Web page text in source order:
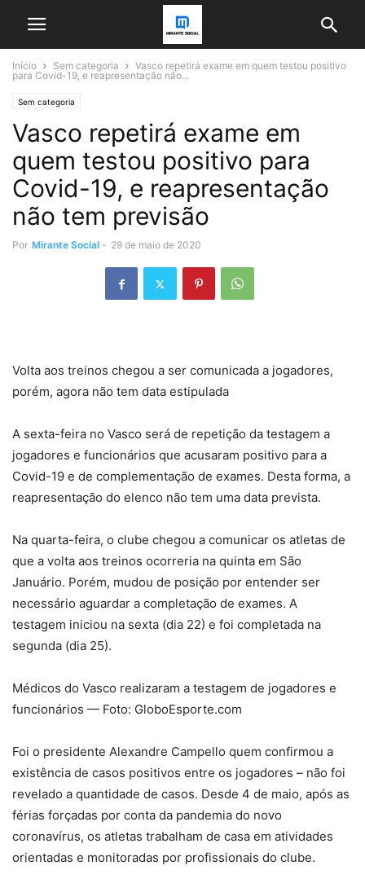
Início Sem categoria
Vasco repetirá exame em quem testou positivo
para Covid-19, e reapresentação não...
Sem categoria
Vasco repetirá exame em
quem testou positivo para
Covid-19, e reapresentação
não tem previsão
Por Mirante Social - 29 de maio de 2020
Volta aos treinos chegou a ser comunicada a jogadores,
porém, agora não tem data estipulada
A sexta-feira no Vasco será de repetição da testagem a
jogadores e funcionários que acusaram positivo para a
Covid-19 e de complementação de exames. Desta forma, a
reapresentação do elenco não tem uma data prevista.
Na quarta-feira, o clube chegou a comunicar os atletas de
que a volta aos treinos ocorreria na quinta em São
Januário. Porém, mudou de posição por entender ser
necessário aguardar a completação de exames. A
testagem iniciou na sexta (dia 22) e foi completada na
segunda (dia 25).
Médicos do Vasco realizaram a testagem de jogadores e
funcionários — Foto: GloboEsporte.com
Foi o presidente Alexandre Campello quem confirmou a
existência de casos positivos entre os jogadores – não foi
revelado a quantidade de casos. Desde 4 de maio, após as
férias forçadas por conta da pandemia do novo
coronavírus, os atletas trabalham de casa em atividades
orientadas e monitoradas por profissionais do clube.